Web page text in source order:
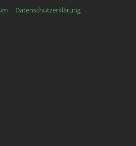
Datenschutzerklärung